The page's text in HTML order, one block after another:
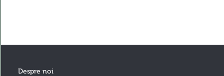
Despre noi